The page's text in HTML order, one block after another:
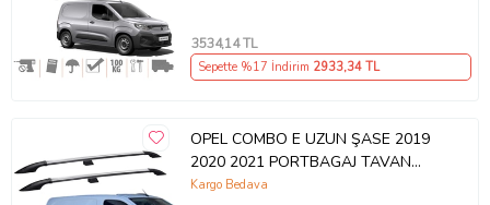
3534,14 TL
Sepette %17 İndirim 2933,34 TL
OPEL COMBO E UZUN ŞASE 2019
2020 2021 PORTBAGAJ TAVAN
ÇİTASI GRİ
Kargo Bedava